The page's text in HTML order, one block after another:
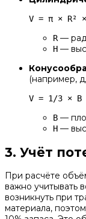
V = π × R²
R—
H —
(например,
V = 1/3 × B
B —
H —
3. Учёт
При расчёте
важно учитывать
возникнуть при
материала,